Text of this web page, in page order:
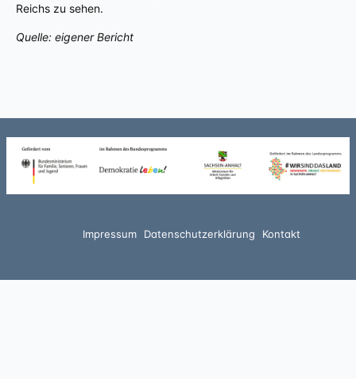
Reichs zu sehen.
Quelle: eigener Bericht
Impressum Datenschutzerklärung Kontakt